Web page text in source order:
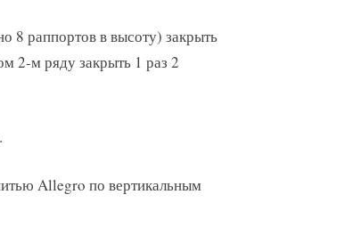
8 раппортов в высоту) закрыть
2-м ряду закрыть 1 раз 2
Allegro по вертикальным